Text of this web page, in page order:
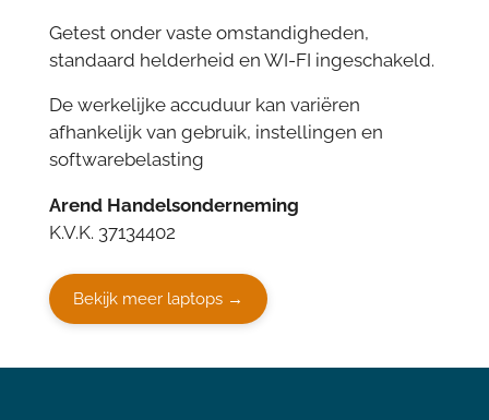
Getest onder vaste omstandigheden,
standaard helderheid en WI-FI ingeschakeld.
De werkelijke accuduur kan variëren
afhankelijk van gebruik, instellingen en
softwarebelasting
Arend Handelsonderneming
K.V.K. 37134402
Bekijk meer laptops →